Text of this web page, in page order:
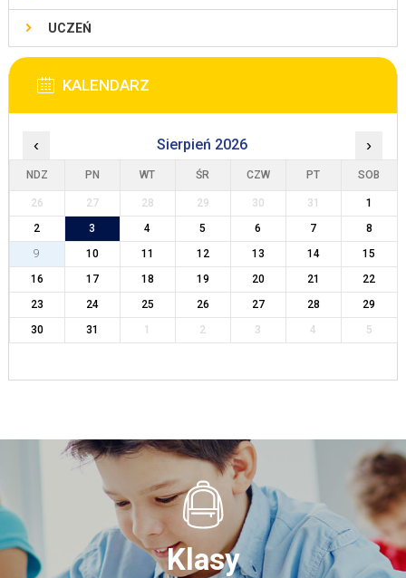
UCZEŃ
KALENDARZ
‹ Sierpień 2026 ›
NDZ PN WT ŚR CZW PT SOB
26 27 28 29 30 31
1
2
3 4 5 6 7
8
9
10 11 12 13 14
15
16
17 18 19 20 21
22
23
24 25 26 27 28
29
30
31 1 2 3 4 5
Klasy